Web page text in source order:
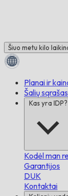
Šiuo metu kilo
Planai ir
Šalių sąrašas
Kas yra IDP?
Kodėl man
Garantijos
DUK
Kontaktai